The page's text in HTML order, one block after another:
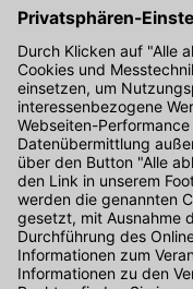
Hier gibt's die kostenlose
Kontakt
Unser Onlineshop Team
Uhr unter der
Alternativ können Sie unser